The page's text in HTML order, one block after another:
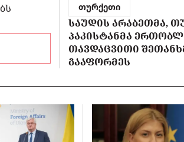
თურქეთი
ᲡᲐᲣᲓᲘᲡ ᲐᲠᲐᲑᲔᲗᲛᲐ,
ᲞᲐᲙᲘᲡᲢᲐᲜᲛᲐ
ᲗᲐᲕᲓᲐᲪᲕᲘᲗᲘ
ᲒᲐᲐᲤᲝᲠᲛᲔᲡ